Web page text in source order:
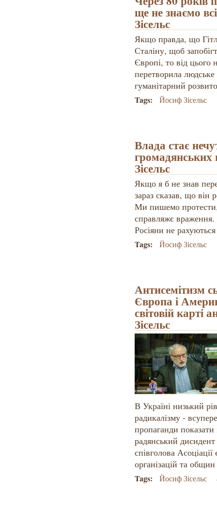
ще не знаємо
Зісельс
Якщо правда, що
Сталіну, щоб
Європі, то від цього
перетворила
гуманітарний
Tags: Йосиф Зісельс
Влада стає
громадянських
Зісельс
Якщо я б не знав
зараз сказав, що він
Ми пишемо
справляжє
Росіяни не
Tags: Йосиф Зісельс
Антисемітизм
Європа і
світовій карті
Зісельс
В Україні низький
радикалізму -
пропаганди
радянський
співголова
організацій та
Tags: Йосиф Зісельс